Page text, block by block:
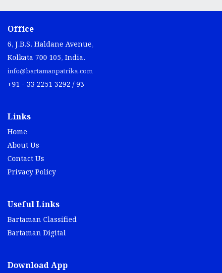
Office
6, J.B.S. Haldane Avenue,
Kolkata 700 105, India.
info@bartamanpatrika.com
+91 - 33 2251 3292 / 93
Links
Home
About Us
Contact Us
Privacy Policy
Useful Links
Bartaman Classified
Bartaman Digital
Download App